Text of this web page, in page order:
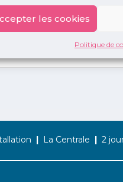
les cookies
Politique de
La Centrale 2